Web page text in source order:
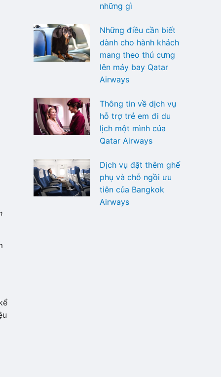
những gì
Những điều cần biết
dành cho hành khách
mang theo thú cưng
lên máy bay Qatar
Airways
Thông tin về dịch vụ
hỗ trợ trẻ em đi du
lịch một mình của
Qatar Airways
Dịch vụ đặt thêm ghế
phụ và chỗ ngồi ưu
tiên của Bangkok
Airways